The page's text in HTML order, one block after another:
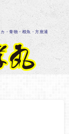
・青物・根魚・方座浦